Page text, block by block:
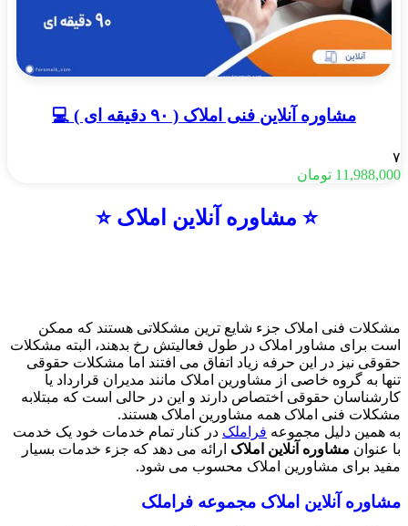
مشاوره آنلاین فنی املاک ( ۹۰ دقیقه ای ) 💻
۷
11,988,000 تومان
⭐️ مشاوره آنلاین املاک ⭐️
مشکلات فنی املاک جزء شایع ترین مشکلاتی هستند که ممکن
است برای مشاور املاک در طول فعالیتش رخ بدهند، البته مشکلات
حقوقی نیز در این حرفه زیاد اتفاق می افتند اما مشکلات حقوقی
تنها به گروه خاصی از مشاورین املاک مانند مدیران قرارداد یا
کارشناسان حقوقی اختصاص دارند و این در حالی است که مبتلابه
مشکلات فنی املاک همه مشاورین املاک هستند.
به همین دلیل مجموعه فراملک در کنار تمام خدمات خود یک خدمت
با عنوان مشاوره آنلاین املاک ارائه می دهد که جزء خدمات بسیار
مفید برای مشاورین املاک محسوب می شود.
مشاوره آنلاین املاک مجموعه فراملک